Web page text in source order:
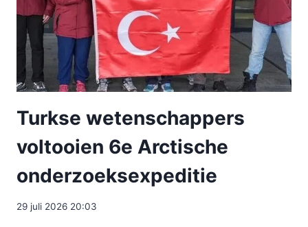
Turkse wetenschappers
voltooien 6e Arctische
onderzoeksexpeditie
29 juli 2026 20:03